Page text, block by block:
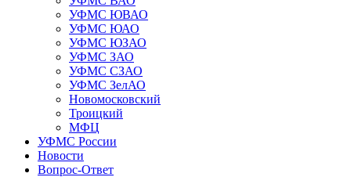
УФМС ЮВАО
УФМС ЮАО
УФМС ЮЗАО
УФМС ЗАО
УФМС СЗАО
УФМС ЗелАО
Новомосковский
Троицкий
МФЦ
УФМС России
Новости
Вопрос-Ответ